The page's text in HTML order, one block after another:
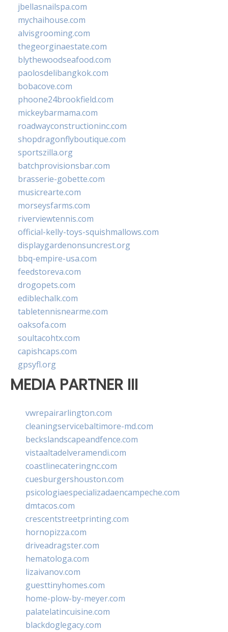
jbellasnailspa.com
mychaihouse.com
alvisgrooming.com
thegeorginaestate.com
blythewoodseafood.com
paolosdelibangkok.com
bobacove.com
phoone24brookfield.com
mickeybarmama.com
roadwayconstructioninc.com
shopdragonflyboutique.com
sportszilla.org
batchprovisionsbar.com
brasserie-gobette.com
musicrearte.com
morseysfarms.com
riverviewtennis.com
official-kelly-toys-squishmallows.com
displaygardenonsuncrest.org
bbq-empire-usa.com
feedstoreva.com
drogopets.com
ediblechalk.com
tabletennisnearme.com
oaksofa.com
soultacohtx.com
capishcaps.com
gpsyfl.org
MEDIA PARTNER III
vwrepairarlington.com
cleaningservicebaltimore-md.com
beckslandscapeandfence.com
vistaaltadelveramendi.com
coastlinecateringnc.com
cuesburgershouston.com
psicologiaespecializadaencampeche.com
dmtacos.com
crescentstreetprinting.com
hornopizza.com
driveadragster.com
hematologa.com
lizaivanov.com
guesttinyhomes.com
home-plow-by-meyer.com
palatelatincuisine.com
blackdoglegacy.com